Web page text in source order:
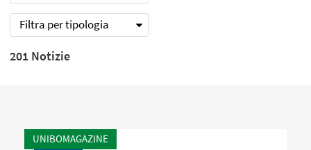
Filtra per tipologia
201 Notizie
UNIBOMAGAZINE